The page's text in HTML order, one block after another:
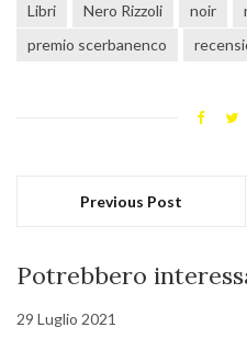
Libri
Nero Rizzoli noir
premio scerbanenco
Previous Post
Potrebbero
29 Luglio 2021